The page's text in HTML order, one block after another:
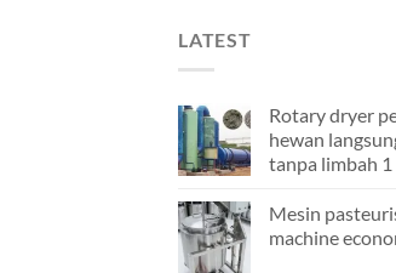
LATEST
Rotary dryer
hewan
tanpa limbah
Mesin
machine